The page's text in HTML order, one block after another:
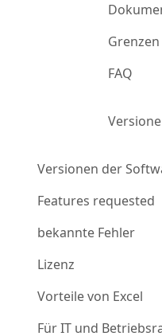
FAQ
Versionen der
Features requested
bekannte Fehler
Lizenz
Vorteile von Excel
Für IT und